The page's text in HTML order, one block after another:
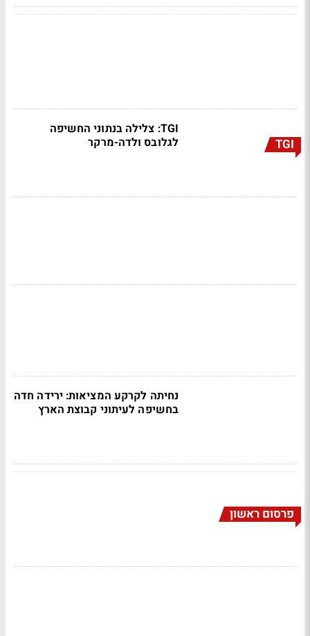
TGI
TGI: צלילה בנתוני החשיפה
לגלובס ולדה-מרקר
נחיתה לקרקע המציאות: ירידה חדה
בחשיפה לעיתוני קבוצת הארץ
פרסום ראשון